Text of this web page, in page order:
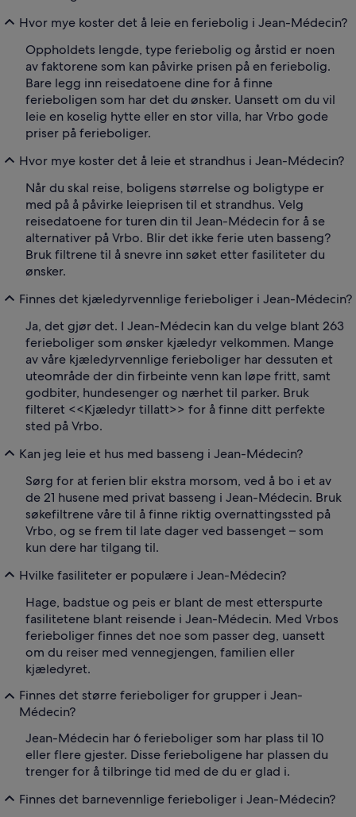
Hvor mye koster det å leie en feriebolig i Jean-Médecin?
Oppholdets lengde, type feriebolig og årstid er noen
av faktorene som kan påvirke prisen på en feriebolig.
Bare legg inn reisedatoene dine for å finne
ferieboligen som har det du ønsker. Uansett om du vil
leie en koselig hytte eller en stor villa, har Vrbo gode
priser på ferieboliger.
Hvor mye koster det å leie et strandhus i Jean-Médecin?
Når du skal reise, boligens størrelse og boligtype er
med på å påvirke leieprisen til et strandhus. Velg
reisedatoene for turen din til Jean-Médecin for å se
alternativer på Vrbo. Blir det ikke ferie uten basseng?
Bruk filtrene til å snevre inn søket etter fasiliteter du
ønsker.
Finnes det kjæledyrvennlige ferieboliger i Jean-Médecin?
Ja, det gjør det. I Jean-Médecin kan du velge blant 263
ferieboliger som ønsker kjæledyr velkommen. Mange
av våre kjæledyrvennlige ferieboliger har dessuten et
uteområde der din firbeinte venn kan løpe fritt, samt
godbiter, hundesenger og nærhet til parker. Bruk
filteret <<Kjæledyr tillatt>> for å finne ditt perfekte
sted på Vrbo.
Kan jeg leie et hus med basseng i Jean-Médecin?
Sørg for at ferien blir ekstra morsom, ved å bo i et av
de 21 husene med privat basseng i Jean-Médecin. Bruk
søkefiltrene våre til å finne riktig overnattingssted på
Vrbo, og se frem til late dager ved bassenget – som
kun dere har tilgang til.
Hvilke fasiliteter er populære i Jean-Médecin?
Hage, badstue og peis er blant de mest etterspurte
fasilitetene blant reisende i Jean-Médecin. Med Vrbos
ferieboliger finnes det noe som passer deg, uansett
om du reiser med vennegjengen, familien eller
kjæledyret.
Finnes det større ferieboliger for grupper i Jean-
Médecin?
Jean-Médecin har 6 ferieboliger som har plass til 10
eller flere gjester. Disse ferieboligene har plassen du
trenger for å tilbringe tid med de du er glad i.
Finnes det barnevennlige ferieboliger i Jean-Médecin?